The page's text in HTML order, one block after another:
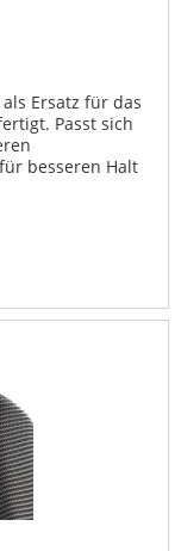
als Ersatz für das
Passt sich
besseren Halt